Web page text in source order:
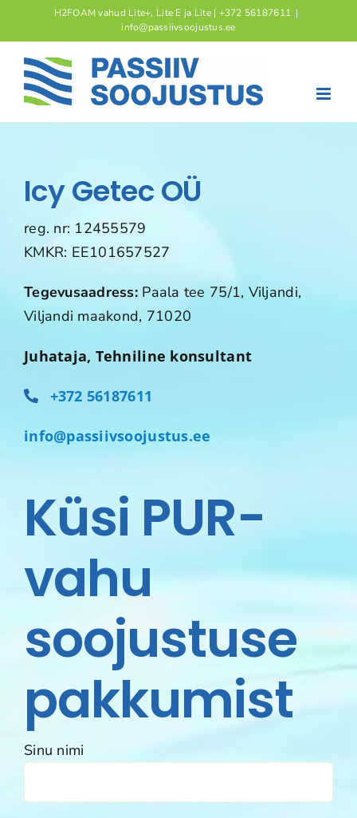
content
H2FOAM vahud Lite+, Lite E ja Lite | +372 56187611 |
info@passiivsoojustus.ee
Icy Getec OÜ
reg. nr: 12455579
KMKR: EE101657527
Tegevusaadress: Paala tee 75/1, Viljandi,
Viljandi maakond, 71020
Juhataja, Tehniline konsultant
+372 56187611
info@passiivsoojustus.ee
Küsi PUR-
vahu
soojustuse
pakkumist
Sinu nimi